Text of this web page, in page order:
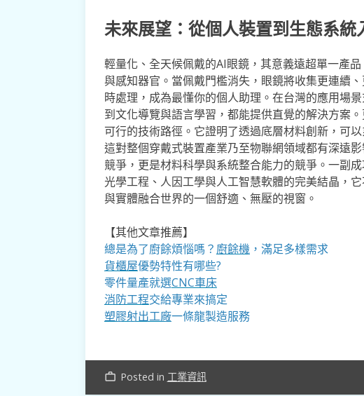
未來展望：從個人裝置到生態系統
輕量化、全天候佩戴的AI眼鏡，其意義遠超單一產
與感知器官。當佩戴門檻消失，眼鏡將收集更連續
時處理，成為最懂你的個人助理。在台灣的應用場
到文化導覽與語言學習，都能提供直覺的解決方案
可行的技術路徑。它證明了透過底層材料創新，可
這對整個穿戴式裝置產業乃至物聯網領域都有深遠
競爭，更是材料科學與系統整合能力的競爭。一副
光學工程、人因工學與人工智慧軟體的完美結晶，
與實體融合世界的一個舒適、無壓的視窗。
【其他文章推薦】
總是為了廚餘煩惱嗎？ 廚餘機，滿足多樣需求
貨櫃屋優勢特性有哪些?
零件量產就選CNC車床
消防工程交給專業來搞定
塑膠射出工廠一條龍製造服務
work_outline Posted in 工業資訊